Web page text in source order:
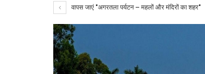
वापस जाएं "अगरतला पर्यटन – महलों और मंदिरों का शहर"